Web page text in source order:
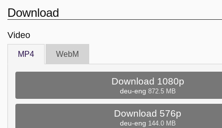
Download
Video
MP4 WebM
Download 1080p
deu-eng 872.5 MB
Download 576p
deu-eng 144.0 MB